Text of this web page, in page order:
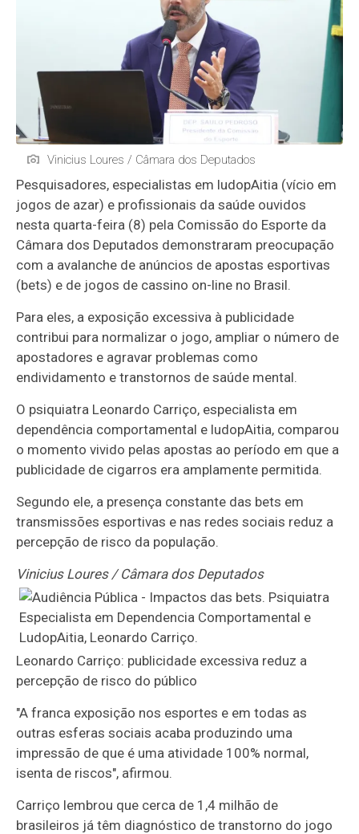
Vinicius Loures / Câmara dos Deputados
Pesquisadores, especialistas em ludopAitia (vício em
jogos de azar) e profissionais da saúde ouvidos
nesta quarta-feira (8) pela Comissão do Esporte da
Câmara dos Deputados demonstraram preocupação
com a avalanche de anúncios de apostas esportivas
(bets) e de jogos de cassino on-line no Brasil.
Para eles, a exposição excessiva à publicidade
contribui para normalizar o jogo, ampliar o número de
apostadores e agravar problemas como
endividamento e transtornos de saúde mental.
O psiquiatra Leonardo Carriço, especialista em
dependência comportamental e ludopAitia, comparou
o momento vivido pelas apostas ao período em que a
publicidade de cigarros era amplamente permitida.
Segundo ele, a presença constante das bets em
transmissões esportivas e nas redes sociais reduz a
percepção de risco da população.
Vinicius Loures / Câmara dos Deputados
Leonardo Carriço: publicidade excessiva reduz a
percepção de risco do público
"A franca exposição nos esportes e em todas as
outras esferas sociais acaba produzindo uma
impressão de que é uma atividade 100% normal,
isenta de riscos", afirmou.
Carriço lembrou que cerca de 1,4 milhão de
brasileiros já têm diagnóstico de transtorno do jogo